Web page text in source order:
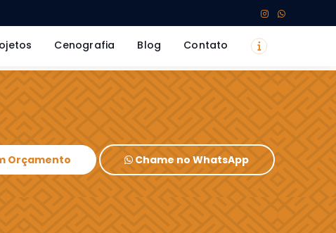
Cenografia Blog Contato
Orçamento Chame no WhatsApp